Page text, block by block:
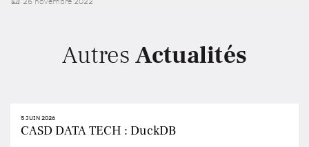
Autres Actualités
5 JUIN 2026
CASD DATA TECH : DuckDB